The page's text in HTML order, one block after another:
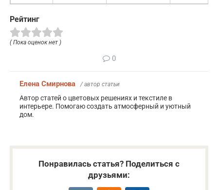
Рейтинг
( Пока оценок нет )
0
Елена Смирнова / автор статьи
Автор статей о цветовых решениях и текстиле в
интерьере. Помогаю создать атмосферный и уютный
дом.
Понравилась статья? Поделиться с
друзьями: